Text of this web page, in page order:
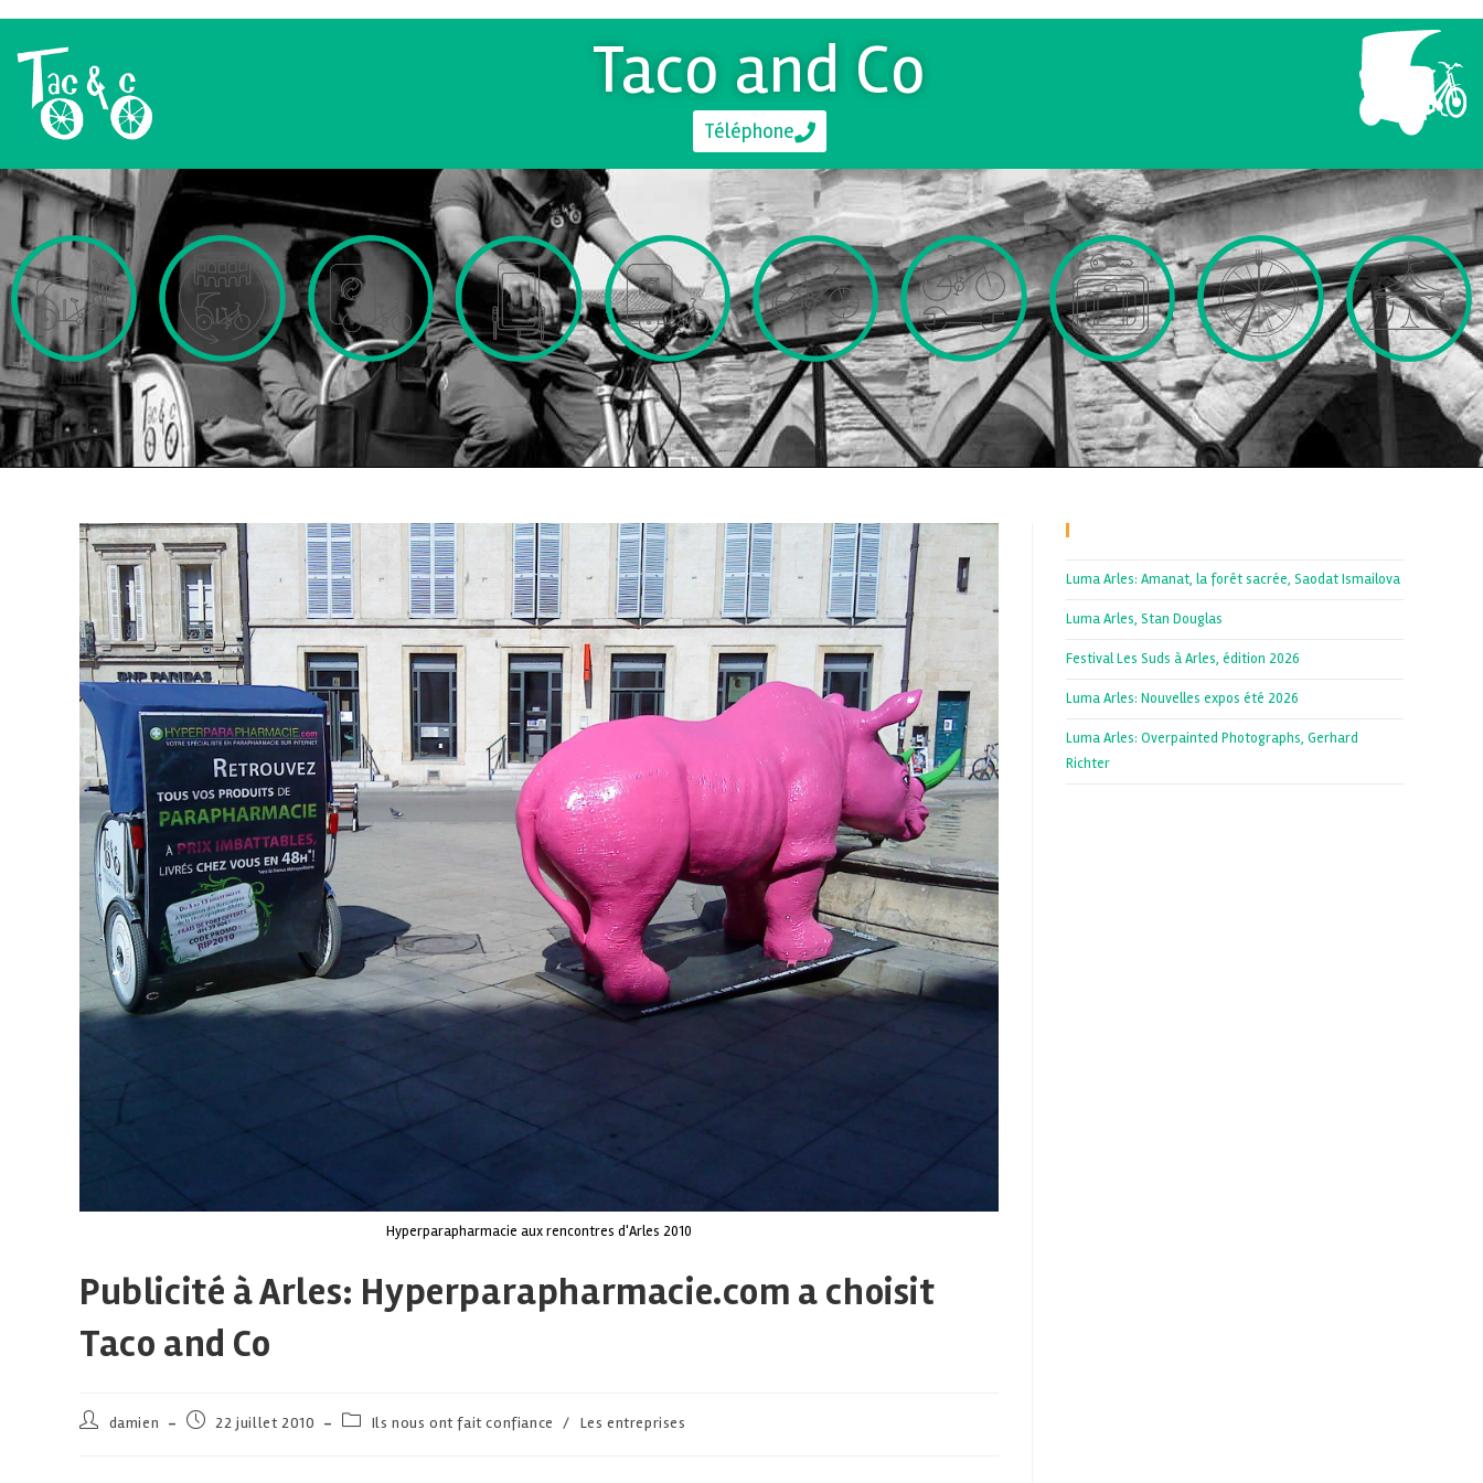
Taco and Co
Téléphone
Hyperparapharmacie aux rencontres d'Arles 2010
Publicité à Arles: Hyperparapharmacie.com a choisit
Taco and Co
damien 22 juillet 2010 Ils nous ont fait confiance / Les entreprises
Luma Arles: Amanat, la forêt sacrée, Saodat Ismailova
Luma Arles, Stan Douglas
Festival Les Suds à Arles, édition 2026
Luma Arles: Nouvelles expos été 2026
Luma Arles: Overpainted Photographs, Gerhard
Richter